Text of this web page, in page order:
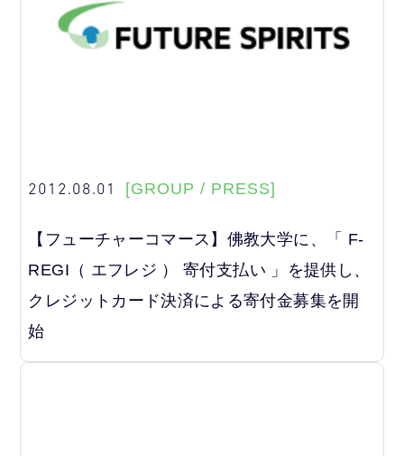
2012.08.01 [GROUP / PRESS]
【フューチャーコマース】佛教大学に、「 F-
REGI（ エフレジ ） 寄付支払い 」を提供し、
クレジットカード決済による寄付金募集を開
始